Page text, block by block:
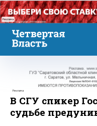
Реклама
Реклама
В СГУ спикер
судьбе